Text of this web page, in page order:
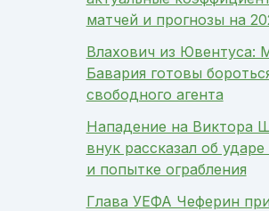
матчей и прогнозы на
Влахович из Ювентуса:
Бавария готовы
свободного агента
Нападение на Виктора
внук рассказал об
и попытке ограбления
Глава УЕФА Чеферин